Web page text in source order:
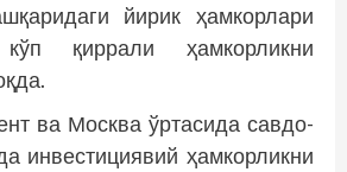
йирик ҳамкорлари
қиррали ҳамкорликни
ва Москва ўртасида савдо-
инвестициявий ҳамкорликни